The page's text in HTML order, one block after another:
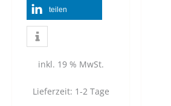
teilen
inkl. 19 % MwSt.
Lieferzeit: 1-2 Tage